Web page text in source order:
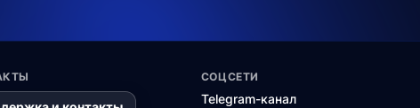
СОЦСЕТИ
Telegram-канал